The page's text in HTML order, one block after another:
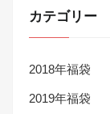
カテゴリー
2018年福袋
2019年福袋